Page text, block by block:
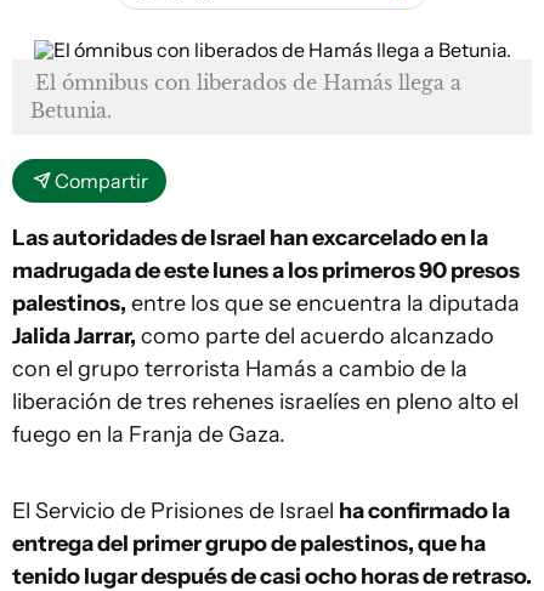
El ómnibus con liberados de Hamás llega a
Betunia.
Compartir
Las autoridades de Israel han excarcelado en la
madrugada de este lunes a los primeros 90 presos
palestinos, entre los que se encuentra la diputada
Jalida Jarrar, como parte del acuerdo alcanzado
con el grupo terrorista Hamás a cambio de la
liberación de tres rehenes israelíes en pleno alto el
fuego en la Franja de Gaza.
El Servicio de Prisiones de Israel ha confirmado la
entrega del primer grupo de palestinos, que ha
tenido lugar después de casi ocho horas de retraso.